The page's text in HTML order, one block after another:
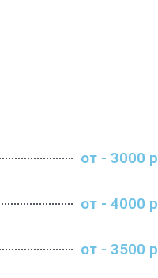
от - 3000 р
от - 4000 р
от - 3500 р